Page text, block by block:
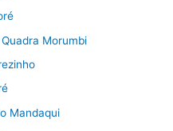
Morumbi
Mandaqui